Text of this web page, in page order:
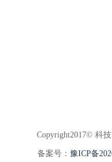
Copyright2017© 科
备案号： 豫ICP备